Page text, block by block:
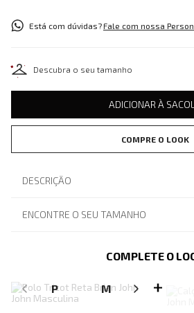
Está com dúvidas?Fale com nossa
Descubra o seu tamanho
ADICIONAR À
COMPRE O LOOK
DESCRIÇÃO
ENCONTRE O SEU TAMANHO
COMPLETE O
P M G